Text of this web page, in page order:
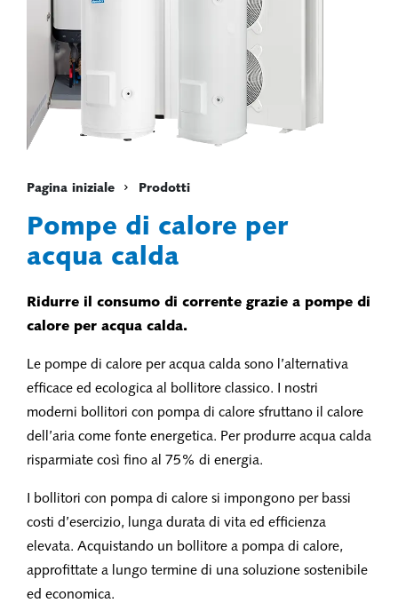
Pagina iniziale Prodotti
Pompe di calore per
acqua calda
Ridurre il consumo di corrente grazie a pompe di
calore per acqua calda.
Le pompe di calore per acqua calda sono l’alternativa
efficace ed ecologica al bollitore classico. I nostri
moderni bollitori con pompa di calore sfruttano il calore
dell’aria come fonte energetica. Per produrre acqua calda
risparmiate così fino al 75% di energia.
I bollitori con pompa di calore si impongono per bassi
costi d’esercizio, lunga durata di vita ed efficienza
elevata. Acquistando un bollitore a pompa di calore,
approfittate a lungo termine di una soluzione sostenibile
ed economica.